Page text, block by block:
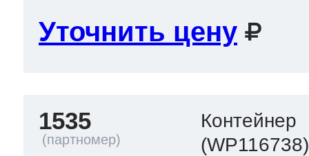
Уточнить цену
1535
Контейнер
(WP116738)